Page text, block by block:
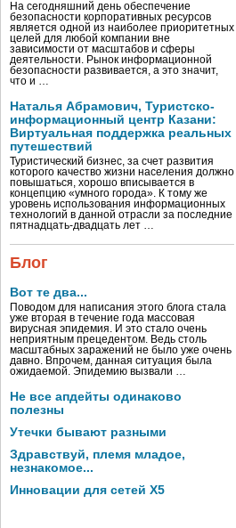
На сегодняшний день обеспечение
безопасности корпоративных ресурсов
является одной из наиболее приоритетных
целей для любой компании вне
зависимости от масштабов и сферы
деятельности. Рынок информационной
безопасности развивается, а это значит,
что и …
Наталья Абрамович, Туристско-
информационный центр Казани:
Виртуальная поддержка реальных
путешествий
Туристический бизнес, за счет развития
которого качество жизни населения должно
повышаться, хорошо вписывается в
концепцию «умного города». К тому же
уровень использования информационных
технологий в данной отрасли за последние
пятнадцать-двадцать лет …
Блог
Вот те два...
Поводом для написания этого блога стала
уже вторая в течение года массовая
вирусная эпидемия. И это стало очень
неприятным прецедентом. Ведь столь
масштабных заражений не было уже очень
давно. Впрочем, данная ситуация была
ожидаемой. Эпидемию вызвали …
Не все апдейты одинаково
полезны
Утечки бывают разными
Здравствуй, племя младое,
незнакомое...
Инновации для сетей X5